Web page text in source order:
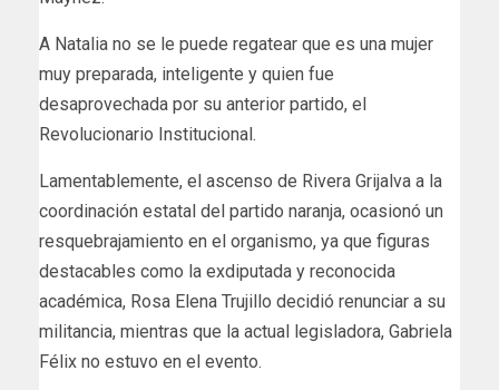
A Natalia no se le puede regatear que es una mujer
muy preparada, inteligente y quien fue
desaprovechada por su anterior partido, el
Revolucionario Institucional.
Lamentablemente, el ascenso de Rivera Grijalva a la
coordinación estatal del partido naranja, ocasionó un
resquebrajamiento en el organismo, ya que figuras
destacables como la exdiputada y reconocida
académica, Rosa Elena Trujillo decidió renunciar a su
militancia, mientras que la actual legisladora, Gabriela
Félix no estuvo en el evento.